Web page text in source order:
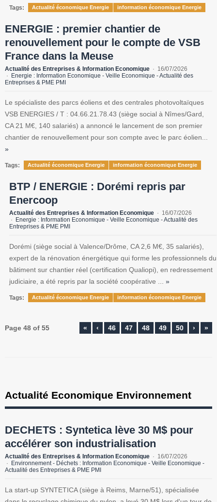
Tags: Actualité économique Energie information économique Energie
ENERGIE : premier chantier de
renouvellement pour le compte de VSB
France dans la Meuse
Actualité des Entreprises & Information Economique
16/07/2026
Energie : Information Economique - Veille Economique - Actualité des
Entreprises & PME PMI
Le spécialiste des parcs éoliens et des centrales photovoltaïques
VSB ENERGIES / T : 04.66.21.78.43 (siège social à Nîmes/Gard,
CA 21 M€, 140 salariés) a annoncé le lancement de son premier
chantier de renouvellement pour son compte avec le parc éolien...
»
Tags: Actualité économique Energie information économique Energie
BTP / ENERGIE : Dorémi repris par
Enercoop
Actualité des Entreprises & Information Economique
16/07/2026
Energie : Information Economique - Veille Economique - Actualité des
Entreprises & PME PMI
Dorémi (siège social à Valence/Drôme, CA 2,6 M€, 35 salariés),
expert de la rénovation énergétique qui forme les professionnels du
bâtiment sur chantier réel (certification Qualiopi), en redressement
judiciaire, a été repris par la société coopérative ... »
Tags: Actualité économique Energie information économique Energie
Page 48 of 55 « ‹ 46 47 48 49 50 › »
Actualité Economique Environnement
DECHETS : Syntetica lève 30 M$ pour
accélérer son industrialisation
Actualité des Entreprises & Information Economique
16/07/2026
Environnement - Déchets : Information Economique - Veille Economique -
Actualité des Entreprises & PME PMI
La start-up SYNTETICA (siège à Reims, Marne/51), spécialisée